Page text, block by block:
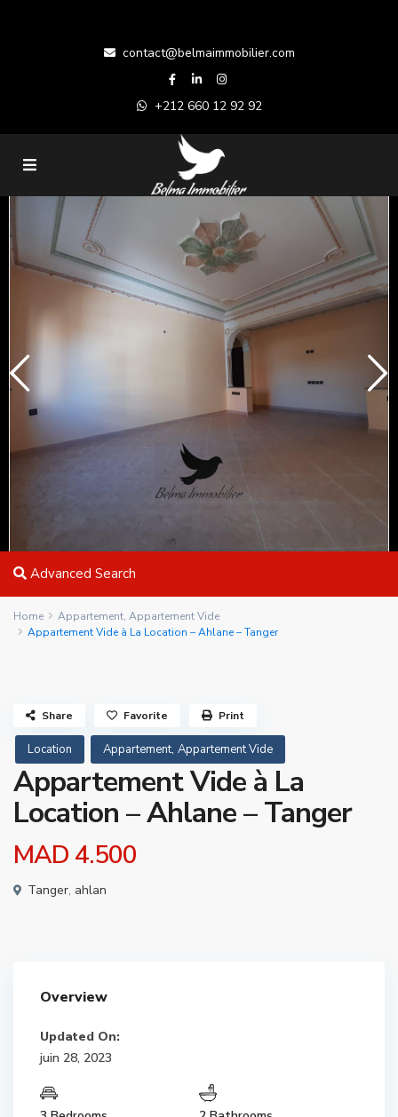
contact@belmaimmobilier.com
+212 660 12 92 92
Advanced Search
Home Appartement, Appartement Vide
Appartement Vide à La Location – Ahlane – Tanger
Location Appartement, Appartement Vide
Appartement Vide à La
Location – Ahlane – Tanger
MAD 4.500
Tanger, ahlan
Share Favorite Print
Overview
Updated On:
juin 28, 2023